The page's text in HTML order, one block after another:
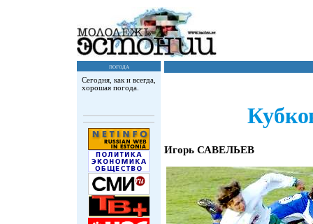
погода
Сегодня, как и всегда,
хорошая погода.
Игорь САВЕЛЬЕВ